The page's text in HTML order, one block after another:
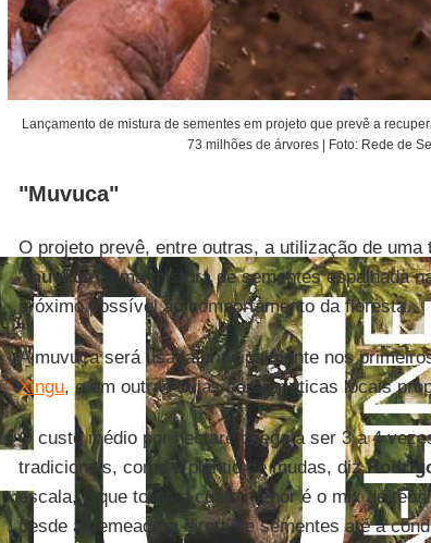
Lançamento de mistura de sementes em projeto que prevê a
73 milhões de árvores | Foto: Rede de
"Muvuca"
O projeto prevê, entre outras, a utilização de uma
"muvuca", uma mistura de sementes espalhada
próximo possível ao comportamento da floresta.
A muvuca será usada principalmente nos
Xingu, e em outras cujas caraterísticas locais
O custo médio por hectare chega a ser 3 a 4
tradicionais, como o plantio de mudas, diz
escala, o que torna o custo menor é o mix de
desde a semeadura direta de sementes até a